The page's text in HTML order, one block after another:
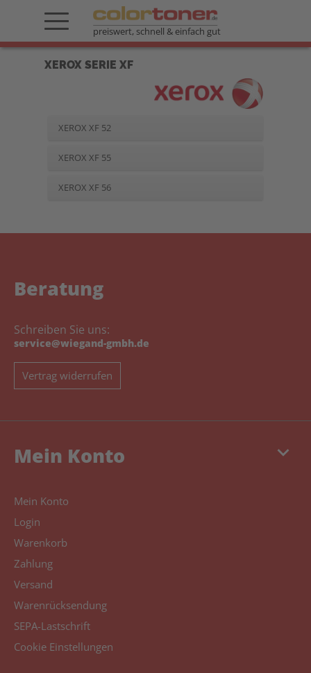
preiswert, schnell & einfach gut
XEROX SERIE XF
XEROX XF 52
XEROX XF 55
XEROX XF 56
Beratung
Schreiben Sie uns:
service@wiegand-gmbh.de
Vertrag widerrufen
keyboard_arrow_down
Mein Konto
Mein Konto
Login
Warenkorb
Zahlung
Versand
Warenrücksendung
SEPA-Lastschrift
Cookie Einstellungen